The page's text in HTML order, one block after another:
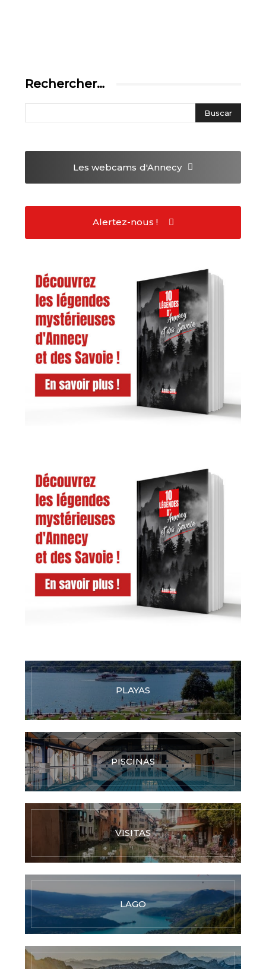
Rechercher…
Les webcams d'Annecy
Alertez-nous !
PLAYAS
PISCINAS
VISITAS
LAGO